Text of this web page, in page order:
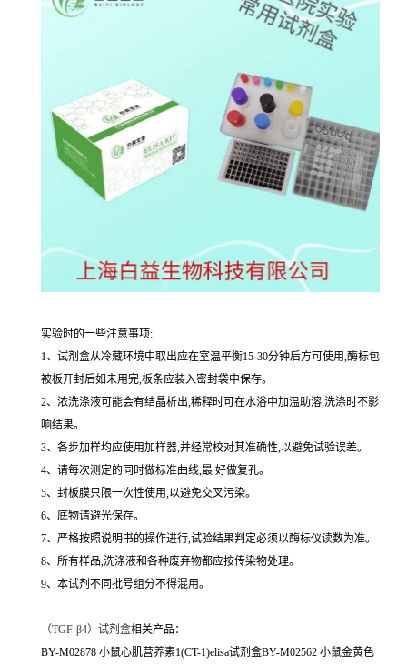
实验时的一些注意事项:
1、试剂盒从冷藏环境中取出应在室温平衡15-30分钟后方可使用,酶标包
被板开封后如未用完,板条应装入密封袋中保存。
2、浓洗涤液可能会有结晶析出,稀释时可在水浴中加温助溶,洗涤时不影
响结果。
3、各步加样均应使用加样器,并经常校对其准确性,以避免试验误差。
4、请每次测定的同时做标准曲线,最 好做复孔。
5、封板膜只限一次性使用,以避免交叉污染。
6、底物请避光保存。
7、严格按照说明书的操作进行,试验结果判定必须以酶标仪读数为准。
8、所有样品,洗涤液和各种废弃物都应按传染物处理。
9、本试剂不同批号组分不得混用。
（TGF-β4）试剂盒相关产品：
BY-M02878 小鼠心肌营养素1(CT-1)elisa试剂盒BY-M02562 小鼠金黄色